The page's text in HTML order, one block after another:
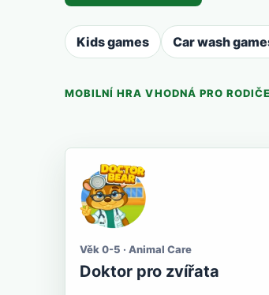
Kids games Car wash
MOBILNÍ HRA VHODNÁ PRO RODIČE
Věk 0-5 · Animal Care
Doktor pro zvířata